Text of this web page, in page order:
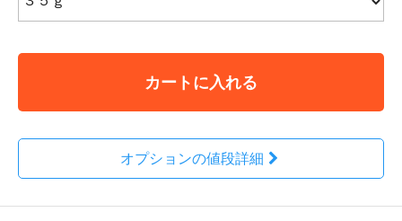
カートに入れる
オプションの値段詳細